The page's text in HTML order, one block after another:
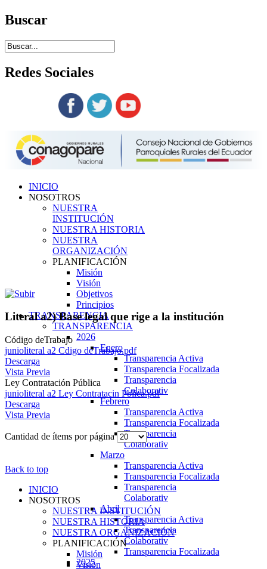
Buscar
Redes Sociales
INICIO
NOSOTROS
NUESTRA
INSTITUCIÓN
NUESTRA HISTORIA
NUESTRA
ORGANIZACIÓN
PLANIFICACIÓN
Misión
Visión
Objetivos
Principios
TRANSPARENCIA
TRANSPARENCIA
2026
Enero
Transparencia Activa
Transparencia Focalizada
Transparencia
Colaborativ
Febrero
Transparencia Activa
Transparencia Focalizada
Transparencia
Colaborativ
Marzo
Transparencia Activa
Transparencia Focalizada
Transparencia
Colaborativ
Abril
Transparencia Activa
Transparencia
Colaborativ
Transparencia Focalizada
2025
Literal a2) Base legal que rige a la institución
Código deTrabajo
junioliteral a2 Cdigo deTrabajo.pdf
Descarga
Vista Previa
Ley Contratación Pública
junioliteral a2 Ley Contratacin Pblica.pdf
Descarga
Vista Previa
Cantidad de ítems por página
Back to top
INICIO
NOSOTROS
NUESTRA INSTITUCIÓN
NUESTRA HISTORIA
NUESTRA ORGANIZACIÓN
PLANIFICACIÓN
Misión
Visión